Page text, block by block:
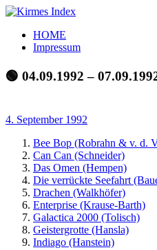
Zum
springen
Kirmes
Index
Tourpläne
der
letzten
HOME
Impressum
🟢 04.09.1992 –
4. September 1992
Bee Bop (Robrahn & v. d.
Can Can (Schneider)
Das Omen (Hempen)
Die verrückte Seefahrt
Drachen (Walkhöfer)
Enterprise (Krause-Barth)
Galactica 2000 (Tolisch)
Geistergrotte (Hansla)
Indiago (Hanstein)